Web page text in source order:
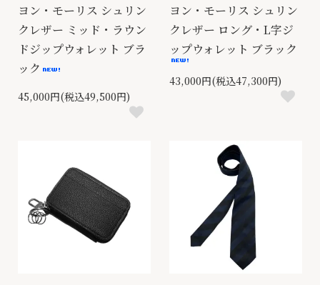
ヨン・モーリス シュリン
クレザー ミッド・ラウン
ドジップウォレット ブラ
ック
45,000円(税込49,500円)
ヨン・モーリス シュリン
クレザー ロング・L字ジ
ップウォレット ブラック
43,000円(税込47,300円)